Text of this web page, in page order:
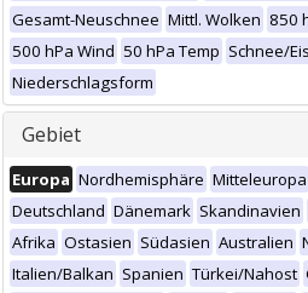
Gesamt-Neuschnee Mittl. Wolken 850
500 hPa Wind 50 hPa Temp Schnee/Eis
Niederschlagsform
Gebiet
Europa Nordhemisphäre Mitteleuropa
Deutschland Dänemark Skandinavien
Afrika Ostasien Südasien Australien
Italien/Balkan Spanien Türkei/Nahost